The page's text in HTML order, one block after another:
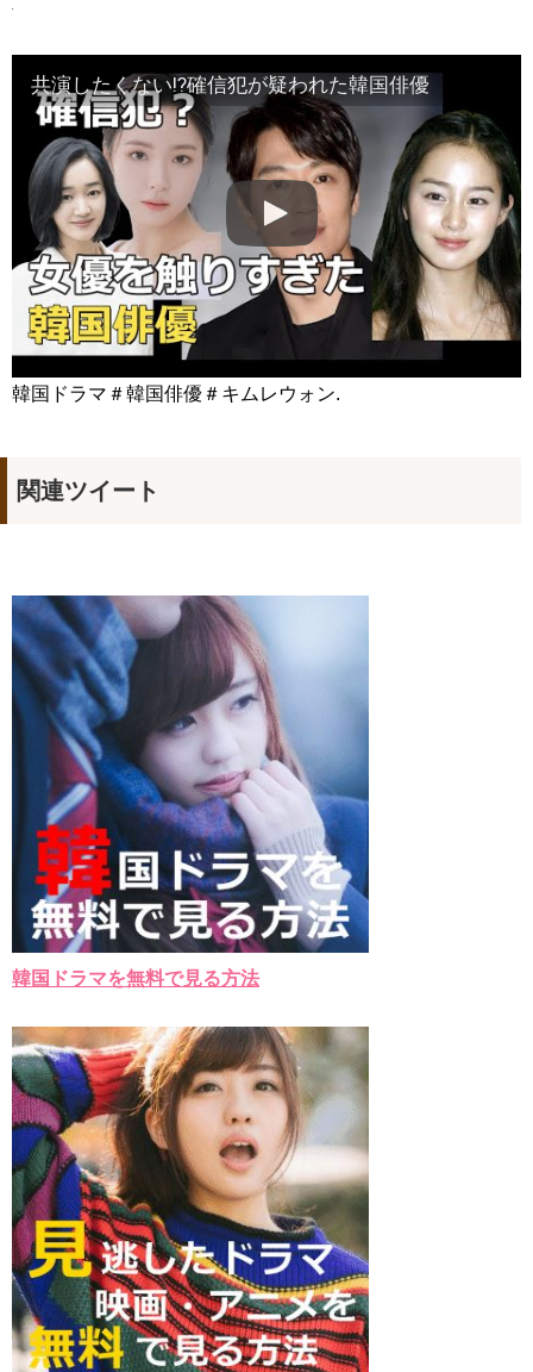
First Snow Promise: Love Returns in Winter #kdrama
#kdramashorts #koreandrama #koreandrama24/7 NEW!
이민호 Lee Min Ho イ・ミンホ 李敏鎬 Ли Мин Хо ลีมินโฮ
[Secrets and Lies] EP21, Preview, 비밀과 거짓말
20180723
NEW!
「違う（ちがう）・異なる」を韓国語では？「다르다（タル
ダ）」の意味・使い方について
について
「退屈だ・暇だ」を韓国語では？「심심하다（シムシマダ）」
の意味・使い方について
■韓国ドラマ『キング～Two Hearts』予告動画（日本語字幕）
について
yoon kyun sang
HSF(126)-윤균상 서울숲 벤치 (YUN Kyunsang)(4)September::
yoon kyun sang
ソン・ヘギョ – ソンヘギョ キスまとめ
チョ・ヒョンジェ 조현재 九尾狐外伝 制作発表会
キム・テヒの弟イ・ワン♥イ・ボミ、今日（28日）結婚……
「ライフ・ オン・ マーズ」2019年11月2日TSUTAYAにて先行
レンタル開始！
(ENG SUB) Behind The Scene Hyun Bin 현빈❤️ 손예진 Son Ye
Jin-Crash Landing On You/ヒョンビン❤️ソンイェジン / エンジョイ❕
ユン・ギュンサン、番組にも登場した愛猫が急死…イ・ソンギ
ョンら同僚芸能人から慰めの言葉が続々 – Taka News
キム・レウォンの影絵遊び！？「黒騎士～永遠の約束～」メイ
キングを一部公開（DVD-SET2特典映像より）
「まず熱く掃除せよ」女優キム・ユジョン、「健康がとても回
復…痩せたのはソン・ジェリムのせい!? 」 (11/26)
【裏芸能】キムユジョンの熱愛彼氏はあの大物俳優
キム・ユジョン、美しいセルフショットで近況を伝える“会いた
いでしょ？” Big News TV
キム・ユジョン、新ドラマ「まず熱く掃除せよ」に出演確
定…“台本を見た瞬間惹かれた” 20180123
YUCHUN ♥ LOVE 15 「成均館 5話」
[Fan MV]七日の王妃(7일의 왕비)OST – 정기고 (Junggigo) – 그
리고 그려도 (Miss You In My Heart)
俳優カン・ギヨン、突然の熱愛宣言…「キム秘書がなぜそう
か」出演で話題 Big News TV
Powered by livedoor 相互RSS
共演したくない⁉確信犯が疑われた韓国俳優
韓国ドラマ＃韓国俳優＃キムレウォン.
関連ツイート
韓国ドラマを無料で見る方法